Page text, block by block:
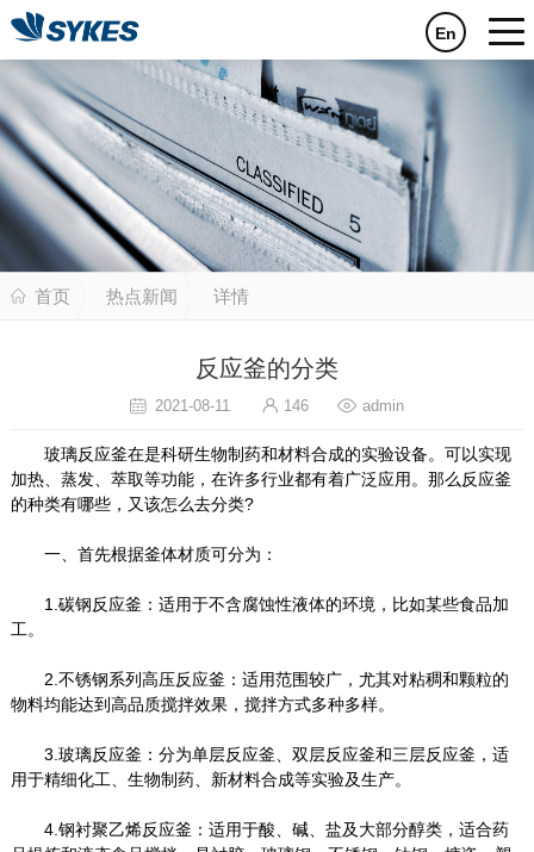
En
首页 热点新闻 详情
反应釜的分类
2021-08-11 146 admin
玻璃反应釜在是科研生物制药和材料合成的实验设备。可以实现
加热、蒸发、萃取等功能，在许多行业都有着广泛应用。那么反应釜
的种类有哪些，又该怎么去分类?
一、首先根据釜体材质可分为：
1.碳钢反应釜：适用于不含腐蚀性液体的环境，比如某些食品加
工。
2.不锈钢系列高压反应釜：适用范围较广，尤其对粘稠和颗粒的
物料均能达到高品质搅拌效果，搅拌方式多种多样。
3.玻璃反应釜：分为单层反应釜、双层反应釜和三层反应釜，适
用于精细化工、生物制药、新材料合成等实验及生产。
4.钢衬聚乙烯反应釜：适用于酸、碱、盐及大部分醇类，适合药